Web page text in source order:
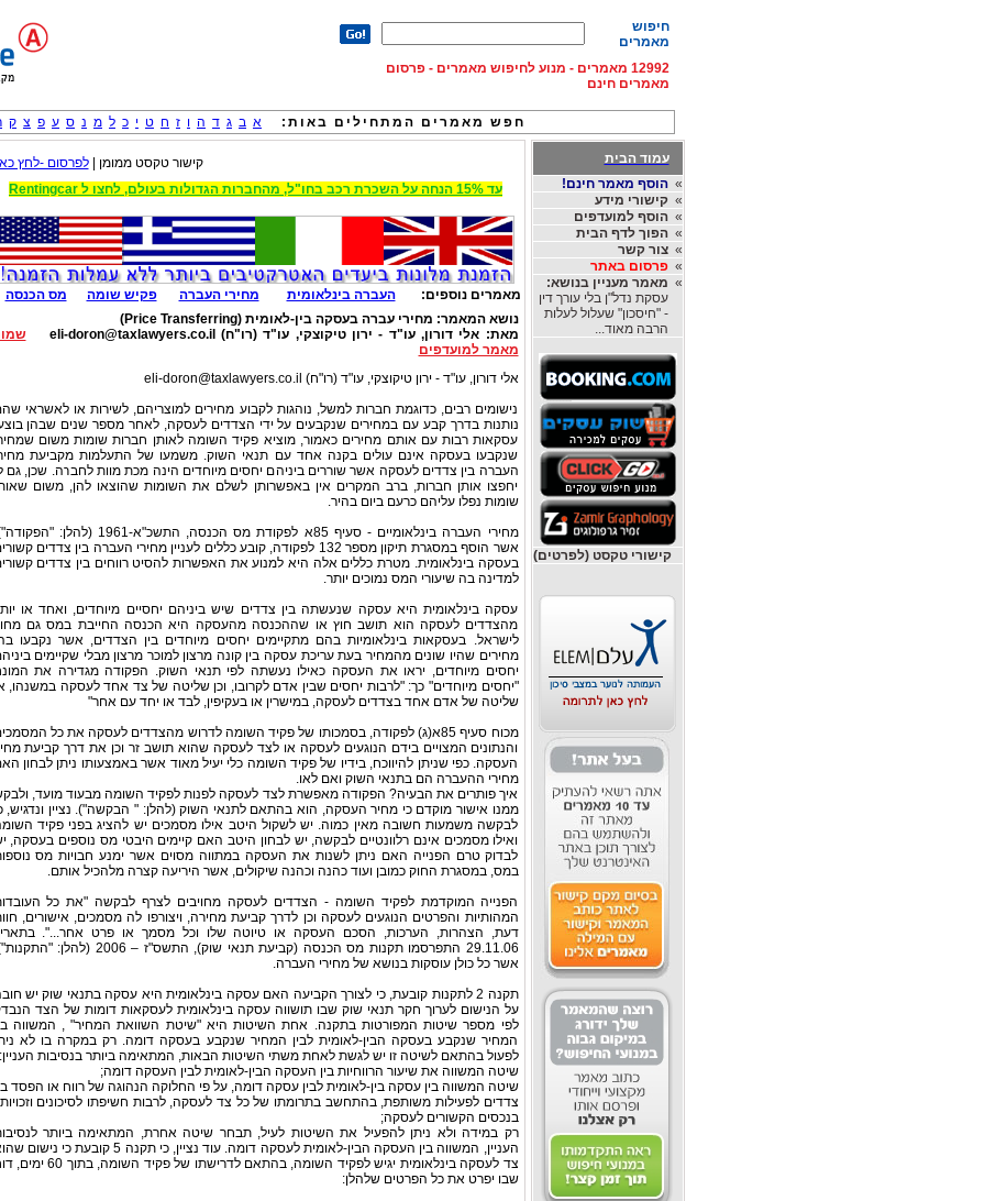
חיפוש
מאמרים
12992 מאמרים - מנוע לחיפוש מאמרים - פרסום
מאמרים חינם
חפש מאמרים המתחילים באות: א ב ג ד ה ו ז ח ט י כ ל מ נ ס ע פ צ ק
עמוד הבית
»הוסף מאמר חינם!
»קישורי מידע
»הוסף למועדפים
»הפוך לדף הבית
»צור קשר
»פרסום באתר
» מאמר מעניין בנושא:
עסקת נדל"ן בלי עורך דין
- "חיסכון" שעלול לעלות
הרבה מאוד...
קישורי טקסט (לפרטים)
קישור טקסט ממומן |לפרסום -לחץ
עד 15% הנחה על השכרת רכב בחו"ל, מהחברות הגדולות בעולם, לחצו ל Rentingcar
מאמרים נוספים: העברה בינלאומית מחירי העברה פקיש שומה
מס הכנסה
נושא המאמר: מחירי עברה בעסקה בין-לאומית (Price Transferring)
מאת: אלי דורון, עו"ד - ירון טיקוצקי, עו"ד (רו"ח) eli-doron@taxlawyers.co.il
מאמר למועדפים
אלי דורון, עו"ד - ירון טיקוצקי, עו"ד (רו"ח) eli-doron@taxlawyers.co.il
נישומים רבים, כדוגמת חברות למשל, נוהגות לקבוע מחירים למוצריהם, לשירות או לאשראי
נותנות בדרך קבע עם במחירים שנקבעים על ידי הצדדים לעסקה, לאחר מספר שנים שבהן
עסקאות רבות עם אותם מחירים כאמור, מוציא פקיד השומה לאותן חברות שומות משום
שנקבעו בעסקה אינם עולים בקנה אחד עם תנאי השוק. משמעו של התעלמות מקביעת
העברה בין צדדים לעסקה אשר שוררים ביניהם יחסים מיוחדים הינה מכת מוות לחברה. שכן, גם
יחפצו אותן חברות, ברב המקרים אין באפשרותן לשלם את השומות שהוצאו להן, משום
שומות נפלו עליהם כרעם ביום בהיר.
מחירי העברה בינלאומיים - סעיף 85א לפקודת מס הכנסה, התשכ"א-1961 (להלן:
אשר הוסף במסגרת תיקון מספר 132 לפקודה, קובע כללים לעניין מחירי העברה בין צדדים
בעסקה בינלאומית. מטרת כללים אלה היא למנוע את האפשרות להסיט רווחים בין צדדים
למדינה בה שיעורי המס נמוכים יותר.
עסקה בינלאומית היא עסקה שנעשתה בין צדדים שיש ביניהם יחסיים מיוחדים, ואחד או
מהצדדים לעסקה הוא תושב חוץ או שההכנסה מהעסקה היא הכנסה החייבת במס גם
לישראל. בעסקאות בינלאומיות בהם מתקיימים יחסים מיוחדים בין הצדדים, אשר נקבעו
מחירים שהיו שונים מהמחיר בעת עריכת עסקה בין קונה מרצון למוכר מרצון מבלי שקיימים
יחסים מיוחדים, יראו את העסקה כאילו נעשתה לפי תנאי השוק. הפקודה מגדירה את
"יחסים מיוחדים" כך: "לרבות יחסים שבין אדם לקרובו, וכן שליטה של צד אחד לעסקה במשנהו,
שליטה של אדם אחד בצדדים לעסקה, במישרין או בעקיפין, לבד או יחד עם אחר"
מכוח סעיף 85א(ג) לפקודה, בסמכותו של פקיד השומה לדרוש מהצדדים לעסקה את כל
והנתונים המצויים בידם הנוגעים לעסקה או לצד לעסקה שהוא תושב זר וכן את דרך קביעת
העסקה. כפי שניתן להיווכח, בידיו של פקיד השומה כלי יעיל מאוד אשר באמצעותו ניתן לבחון
מחירי ההעברה הם בתנאי השוק ואם לאו.
איך פותרים את הבעיה? הפקודה מאפשרת לצד לעסקה לפנות לפקיד השומה מבעוד מועד,
ממנו אישור מוקדם כי מחיר העסקה, הוא בהתאם לתנאי השוק (להלן: " הבקשה"). נציין ונדגיש,
לבקשה משמעות חשובה מאין כמוה. יש לשקול היטב אילו מסמכים יש להציג בפני פקיד
ואילו מסמכים אינם רלוונטיים לבקשה, יש לבחון היטב האם קיימים היבטי מס נוספים בעסקה,
לבדוק טרם הפנייה האם ניתן לשנות את העסקה במתווה מסוים אשר ימנע חבויות מס
במס, במסגרת החוק כמובן ועוד כהנה וכהנה שיקולים, אשר היריעה קצרה מלהכיל אותם.
הפנייה המוקדמת לפקיד השומה - הצדדים לעסקה מחויבים לצרף לבקשה "את כל
המהותיות והפרטים הנוגעים לעסקה וכן לדרך קביעת מחירה, ויצורפו לה מסמכים, אישורים,
דעת, הצהרות, הערכות, הסכם העסקה או טיוטה שלו וכל מסמך או פרט אחר...".
29.11.06 התפרסמו תקנות מס הכנסה (קביעת תנאי שוק), התשס"ז – 2006 (להלן:
אשר כל כולן עוסקות בנושא של מחירי העברה.
תקנה 2 לתקנות קובעת, כי לצורך הקביעה האם עסקה בינלאומית היא עסקה בתנאי שוק יש
על הנישום לערוך חקר תנאי שוק שבו תושווה עסקה בינלאומית לעסקאות דומות של הצד
לפי מספר שיטות המפורטות בתקנה. אחת השיטות היא "שיטת השוואת המחיר" , המשווה
המחיר שנקבע בעסקה הבין-לאומית לבין המחיר שנקבע בעסקה דומה. רק במקרה בו לא
לפעול בהתאם לשיטה זו יש לגשת לאחת משתי השיטות הבאות, המתאימה ביותר בנסיבות העניין:
שיטה המשווה את שיעור הרווחיות בין העסקה הבין-לאומית לבין העסקה דומה;
שיטה המשווה בין עסקה בין-לאומית לבין עסקה דומה, על פי החלוקה הנהוגה של רווח או הפסד
צדדים לפעילות משותפת, בהתחשב בתרומתו של כל צד לעסקה, לרבות חשיפתו לסיכונים
בנכסים הקשורים לעסקה;
רק במידה ולא ניתן להפעיל את השיטות לעיל, תבחר שיטה אחרת, המתאימה ביותר
העניין, המשווה בין העסקה הבין-לאומית לעסקה דומה. עוד נציין, כי תקנה 5 קובעת כי
צד לעסקה בינלאומית יגיש לפקיד השומה, בהתאם לדרישתו של פקיד השומה, בתוך
שבו יפרט את כל הפרטים שלהלן: